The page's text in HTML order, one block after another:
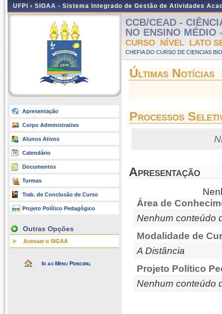
UFPI › SIGAA - Sistema Integrado de Gestão de Atividades
Apresentação
Corpo Administrativo
Alunos Ativos
Calendário
Documentos
Turmas
Trab. de Conclusão de Curso
Projeto Político Pedagógico
Outras Opções
Acessar o SIGAA
Ir ao Menu Principal
CCB/CEAD -
NO ENSINO
CURSO NÍVEL LATO
CHEFIA DO CURSO DE CIENCIAS
Últimas Notícias
Processos
Apresentação
Área de
Nenhum conteúdo
Modalidade de
A Distância
Projeto Político
Nenhum conteúdo